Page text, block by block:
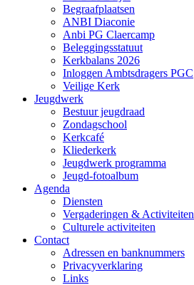
Begraafplaatsen
ANBI Diaconie
Anbi PG Claercamp
Beleggingsstatuut
Kerkbalans 2026
Inloggen Ambtsdragers PGC
Veilige Kerk
Jeugdwerk
Bestuur jeugdraad
Zondagschool
Kerkcafé
Kliederkerk
Jeugdwerk programma
Jeugd-fotoalbum
Agenda
Diensten
Vergaderingen & Activiteiten
Culturele activiteiten
Contact
Adressen en banknummers
Privacyverklaring
Links